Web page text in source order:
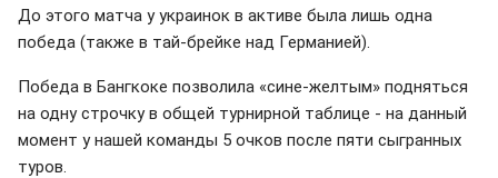
До этого матча у украинок в активе была лишь одна
победа (также в тай-брейке над Германией).
Победа в Бангкоке позволила «сине-желтым» подняться
на одну строчку в общей турнирной таблице - на данный
момент у нашей команды 5 очков после пяти сыгранных
туров.